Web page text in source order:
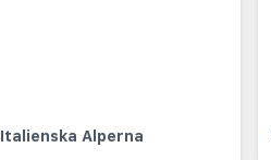
Italienska Alperna